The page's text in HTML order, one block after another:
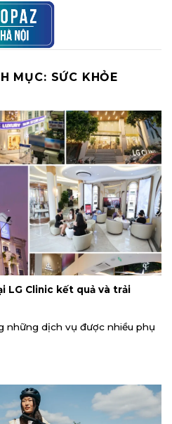
MỤC: SỨC KHỎE
LG Clinic kết quả và trải
những dịch vụ được nhiều phụ